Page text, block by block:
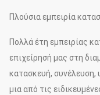
Πλούσια εμπειρία
Πολλά έτη εμπειρίας
επιχείρησή μας στη
κατασκευή, συνέλευση,
μια από τις